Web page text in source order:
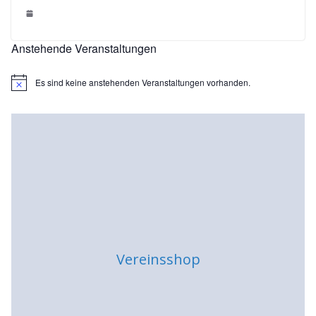
Anstehende Veranstaltungen
H
Es sind keine anstehenden Veranstaltungen vorhanden.
Vereinsshop